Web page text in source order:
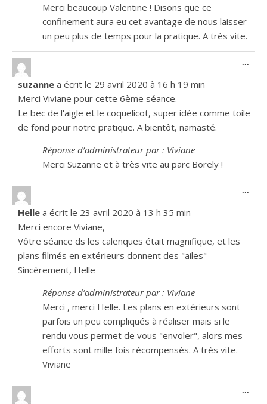
Merci beaucoup Valentine ! Disons que ce
confinement aura eu cet avantage de nous laisser
un peu plus de temps pour la pratique. A très vite.
suzanne a écrit le 29 avril 2020 à 16 h 19 min
Merci Viviane pour cette 6ème séance.
Le bec de l'aigle et le coquelicot, super idée comme toile
de fond pour notre pratique. A bientôt, namasté.
Réponse d’administrateur par : Viviane
Merci Suzanne et à très vite au parc Borely !
...
Helle a écrit le 23 avril 2020 à 13 h 35 min
Merci encore Viviane,
Vôtre séance ds les calenques était magnifique, et les
plans filmés en extérieurs donnent des "ailes"
Sincèrement, Helle
Réponse d’administrateur par : Viviane
Merci , merci Helle. Les plans en extérieurs sont
parfois un peu compliqués à réaliser mais si le
rendu vous permet de vous "envoler", alors mes
efforts sont mille fois récompensés. A très vite.
Viviane
...
...